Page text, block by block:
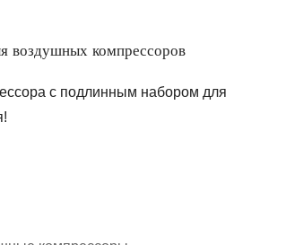
компрессоров
с подлинным набором для